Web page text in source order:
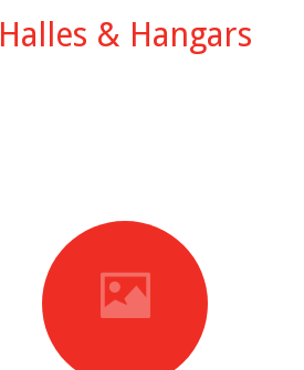
Halles & Hangars